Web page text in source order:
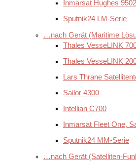
Inmarsat Hughes 9502
Sputnik24 LM-Serie
…nach Gerät (Maritime
Thales VesseLINK
Thales VesseLINK
Lars Thrane
Sailor 4300
Intellian C700
Inmarsat Fleet One,
Sputnik24 MM-Serie
…nach Gerät (Satelliten-